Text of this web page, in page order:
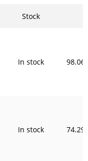
Stock
In stock 98.06
In stock 74.29